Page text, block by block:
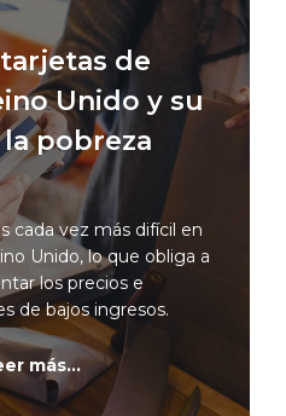
de
Unido y su
pobreza
cada vez más difícil en
Unido, lo que obliga a
los precios e
de bajos ingresos.
más...